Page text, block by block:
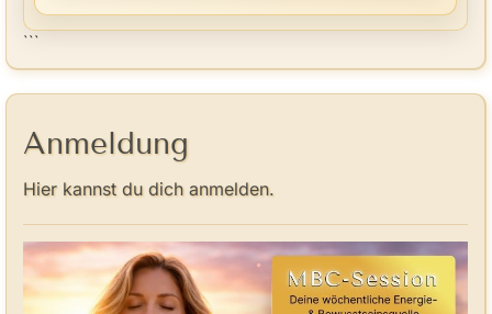
```
Anmeldung
Hier kannst du dich anmelden.